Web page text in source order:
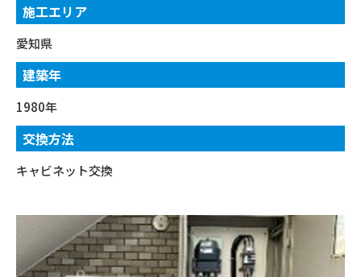
施工エリア
愛知県
建築年
1980年
交換方法
キャビネット交換